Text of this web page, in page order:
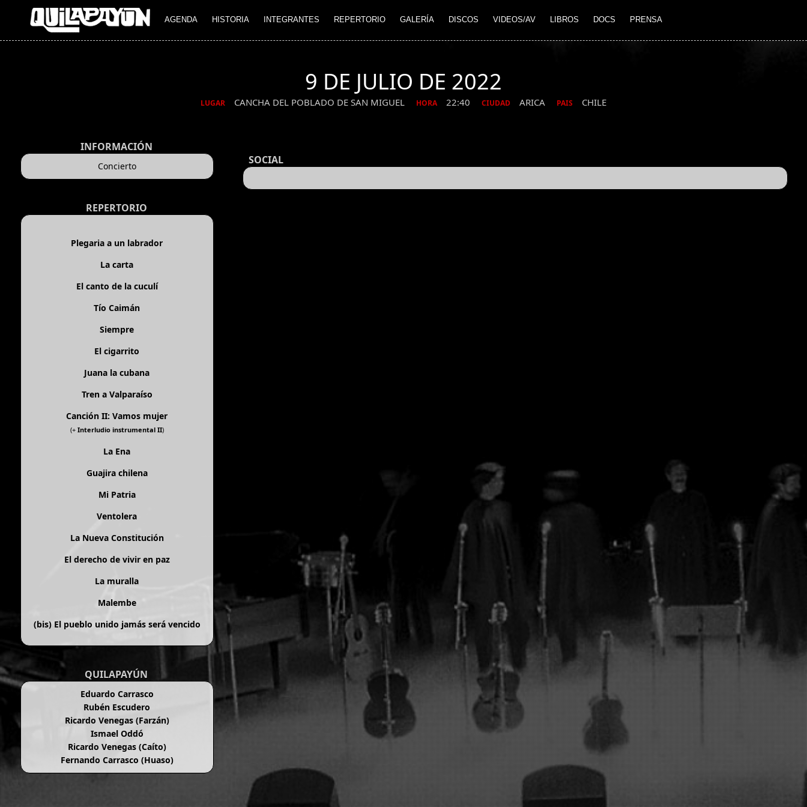
AGENDA HISTORIA INTEGRANTES REPERTORIO GALERÍA DISCOS VIDEOS/AV LIBROS DOCS PRENSA
9 DE JULIO DE 2022
LUGAR CANCHA DEL POBLADO DE SAN MIGUEL HORA 22:40 CIUDAD ARICA PAIS CHILE
INFORMACIÓN
Concierto
REPERTORIO
Plegaria a un labrador
La carta
El canto de la cuculí
Tío Caimán
Siempre
El cigarrito
Juana la cubana
Tren a Valparaíso
Canción II: Vamos mujer
(+ Interludio instrumental II)
La Ena
Guajira chilena
Mi Patria
Ventolera
La Nueva Constitución
El derecho de vivir en paz
La muralla
Malembe
(bis) El pueblo unido jamás será vencido
QUILAPAYÚN
Eduardo Carrasco
Rubén Escudero
Ricardo Venegas (Farzán)
Ismael Oddó
Ricardo Venegas (Caíto)
Fernando Carrasco (Huaso)
SOCIAL